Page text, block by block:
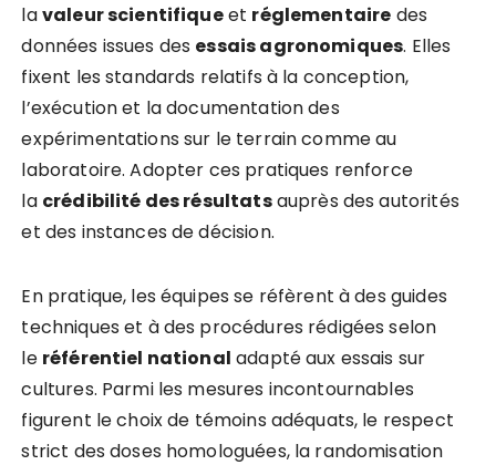
lavaleur scientifiqueet réglementaire des
données issues des essais agronomiques. Elles
fixent les standards relatifs à la conception,
l’exécution et la documentation des
expérimentations sur le terrain comme au
laboratoire. Adopter ces pratiques renforce
la crédibilité des résultatsauprès des autorités
et des instances de décision.
En pratique, les équipes se réfèrent à des guides
techniques et à des procédures rédigées selon
le référentiel national adapté aux essais sur
cultures. Parmi les mesures incontournables
figurent le choix de témoins adéquats, le respect
strict des doses homologuées, la randomisation